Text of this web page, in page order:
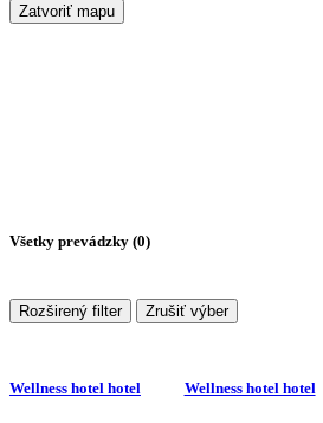
Zatvoriť mapu
Všetky prevádzky (0)
Rozširený filter Zrušiť výber
Wellness hotel hotel Wellness hotel hotel